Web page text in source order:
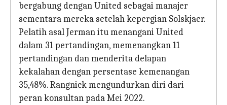
bergabung dengan United sebagai manajer
sementara mereka setelah kepergian Solskjaer.
Pelatih asal Jerman itu menangani United
dalam 31 pertandingan, memenangkan 11
pertandingan dan menderita delapan
kekalahan dengan persentase kemenangan
35,48%. Rangnick mengundurkan diri dari
peran konsultan pada Mei 2022.